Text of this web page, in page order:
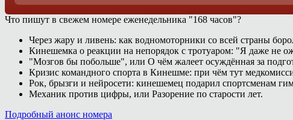
Что пишут в свежем номере еженедельника "168 часов"?
Через жару и ливень: как водномоторники со всей страны
Кинешемка о реакции на непорядок с тротуаром: "Я даже не
"Мозгов бы побольше", или О чём жалеет осуждённая за
Кризис командного спорта в Кинешме: при чём тут
Рок, брызги и нейросети: кинешемец подарил спортсменам
Механик против цифры, или Разорение по старости лет.
Подробный анонс номера